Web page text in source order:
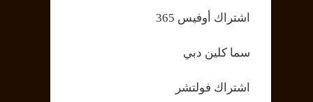
اشتراك أوفيس 365
سما كلين دبي
اشتراك فولتشر